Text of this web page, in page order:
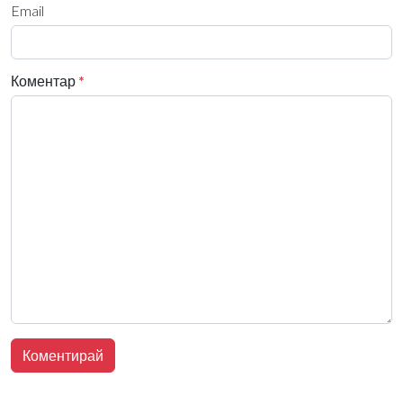
Email
Коментар *